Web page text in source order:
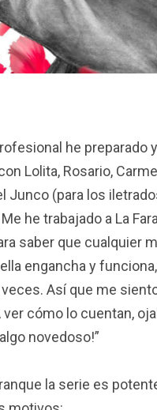
he preparado
Lolita, Rosario,
Junco (para los
he trabajado a La
saber que cualquier
engancha y
Así que me
ver cómo lo cuentan,
novedoso!”
la serie es